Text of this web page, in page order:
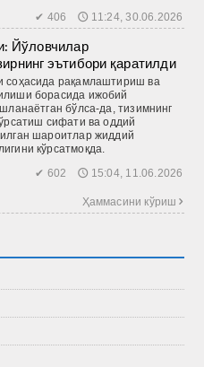
✔ 406 🕔 11:24, 30.06.2026
Йўловчилар
эътибори қаратилди
соҳасида рақамлаштириш ва
борасида ижобий
бўлса-да, тизимнинг
сифати ва оддий
шароитлар жиддий
кўрсатмоқда.
✔ 602 🕔 15:04, 11.06.2026
Ҳаммасини кўриш 